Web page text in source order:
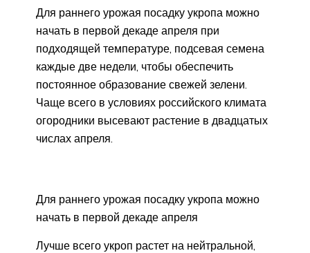
Для раннего урожая посадку укропа можно
начать в первой декаде апреля при
подходящей температуре, подсевая семена
каждые две недели, чтобы обеспечить
постоянное образование свежей зелени.
Чаще всего в условиях российского климата
огородники высевают растение в двадцатых
числах апреля.
Для раннего урожая посадку укропа можно
начать в первой декаде апреля
Лучше всего укроп растет на нейтральной,